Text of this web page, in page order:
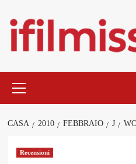
contenuto
principale
CASA 2010 FEBBRAIO J
Recensioni